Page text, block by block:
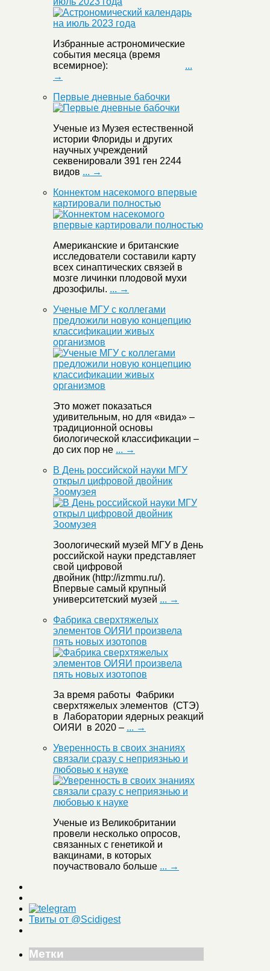
Избранные астрономические
события месяца (время
всемирное): ...
→
Первые дневные бабочки
Ученые из Музея естественной
истории Флориды и других
научных учреждений
секвенировали 391 ген 2244
видов ... →
Коннектом насекомого впервые
картировали полностью
Американские и британские
исследователи составили карту
всех синаптических связей в
мозге личинки плодовой мухи
дрозофилы. ... →
Ученые МГУ с коллегами
предложили новую концепцию
классификации живых
организмов
Это может показаться
удивительным, но для «вида» –
традиционной основы
биологической классификации –
до сих пор не ... →
В День российской науки МГУ
открыл цифровой двойник
Зоомузея
Зоологический музей МГУ в День
российской науки представляет
свой цифровой
двойник (http://izmmu.ru/).
Впервые самый крупный
университетский музей ... →
Фабрика сверхтяжелых
элементов ОИЯИ произвела
пять новых изотопов
За время работы Фабрики
сверхтяжелых элементов (СТЭ)
в Лаборатории ядерных реакций
ОИЯИ в 2020 – ... →
Уверенность в своих знаниях
связали сразу с неприязнью и
любовью к науке
Ученые из Великобритании
провели несколько опросов,
связанных с генетикой и
вакцинами, в которых
поучаствовало больше ... →
Твиты от @Scidigest
Метки